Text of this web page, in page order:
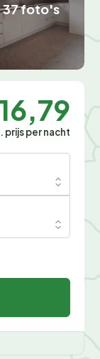
37 foto's
prijs per nacht